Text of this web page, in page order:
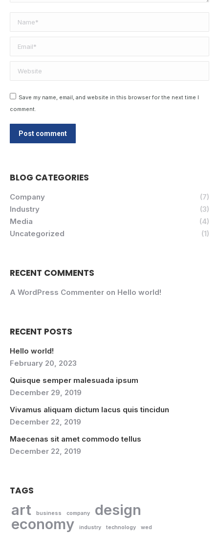
Name *
Email *
Website
Save my name, email, and website in this browser for the next time I
comment.
Post comment
BLOG CATEGORIES
Company
(7)
Industry
(3)
Media
(4)
Uncategorized
(1)
RECENT COMMENTS
A WordPress Commenter on Hello world!
RECENT POSTS
Hello world!
February 20, 2023
Quisque semper malesuada ipsum
December 29, 2019
Vivamus aliquam dictum lacus quis tincidun
December 22, 2019
Maecenas sit amet commodo tellus
December 22, 2019
TAGS
art business company
design
economy
industry technology wed